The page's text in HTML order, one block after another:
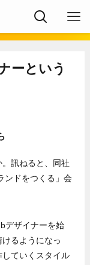
ーという
訊ねると、同社
ンドをつくる」会
デザイナーを始
るようになっ
ていくスタイル